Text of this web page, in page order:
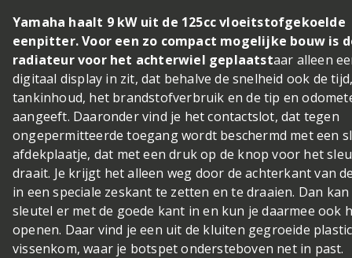
Yamaha haalt 9 kW uit de 125cc vloeitstofgekoelde
eenpitter. Voor een zo compact mogelijke bouw is
radiateur voor het achterwiel geplaatstaar alleen
digitaal display in zit, dat behalve de snelheid ook de
tankinhoud, het brandstofverbruik en de tip en
aangeeft. Daaronder vind je het contactslot, dat tegen
ongepermitteerde toegang wordt beschermd met een
afdekplaatje, dat met een druk op de knop voor het
draait. Je krijgt het alleen weg door de achterkant van
in een speciale zeskant te zetten en te draaien. Dan kan
sleutel er met de goede kant in en kun je daarmee ook
openen. Daar vind je een uit de kluiten gegroeide plastic
vissenkom, waar je botspet ondersteboven net in past.